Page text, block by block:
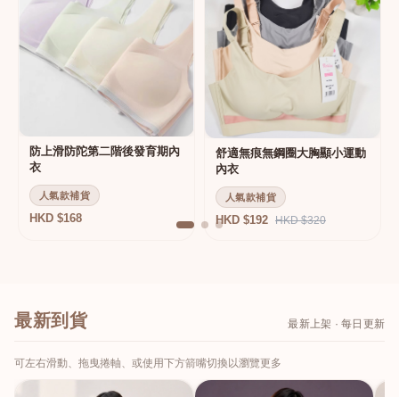
防上滑防陀第二階後發育期內
衣
人氣款補貨
HKD $168
舒適無痕無鋼圈大胸顯小運動
內衣
人氣款補貨
HKD $192 HKD $320
最新到貨 最新上架 · 每日更新
可左右滑動、拖曳捲軸、或使用下方箭嘴切換以瀏覽更多